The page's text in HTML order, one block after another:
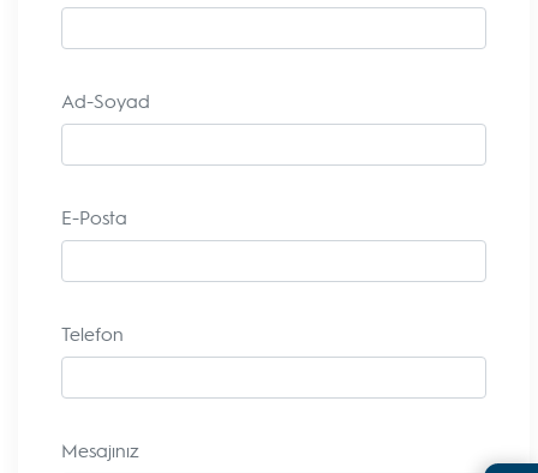
Ad-Soyad
E-Posta
Telefon
Mesajınız